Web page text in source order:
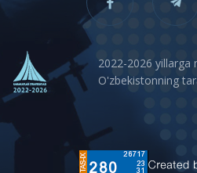
2022-2026 yillarga
O'zbekistonning